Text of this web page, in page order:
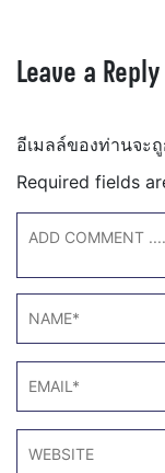
Leave a Reply
อีเมลล์ของท่านจะ
Required fields